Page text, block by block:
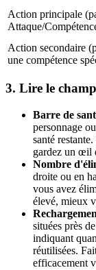
Action principale
Attaque/
Action secondaire
une compétence
3. Lire le
Barre de
personnage
santé
gardez un œil
Nombre
droite ou en
vous avez
élevé, mieux
situées près
indiquant
réutilisées.
efficacement